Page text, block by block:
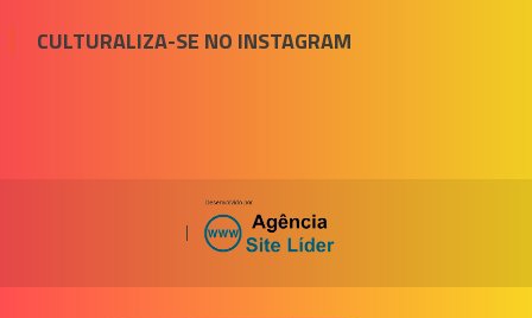
CULTURALIZA-SE NO INSTAGRAM
|